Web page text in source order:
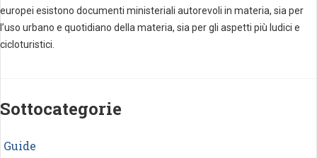
europei esistono documenti ministeriali autorevoli in materia, sia per
l’uso urbano e quotidiano della materia, sia per gli aspetti più ludici e
cicloturistici.
Sottocategorie
Guide